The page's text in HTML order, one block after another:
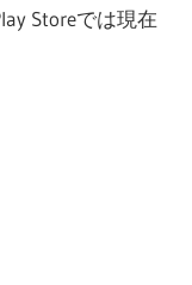
Storeでは現在